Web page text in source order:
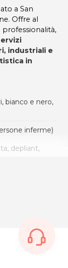
a San
Offre al
industriali e
in
bianco e nero,
inferme)
depliant,
(tela,
video